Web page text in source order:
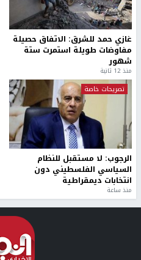
غازي حمد للشرق: الاتفاق حصيلة
مفاوضات طويلة استمرت ستة
شهور
منذ 12 ثانية
تصريحات خاصة
الرجوب: لا مستقبل للنظام
السياسي الفلسطيني دون
انتخابات ديمقراطية
منذ ساعة